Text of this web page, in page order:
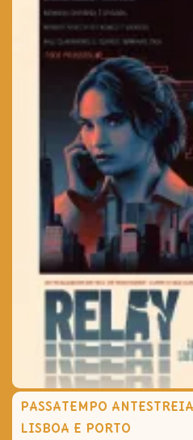
PASSATEMPO
LISBOA E PORTO